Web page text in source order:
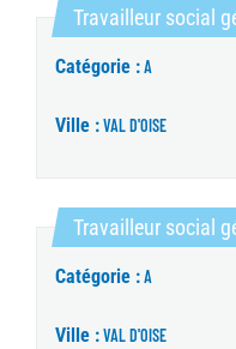
Travailleur social
Catégorie :A
Ville :VAL D'OISE
Travailleur social
Catégorie :A
Ville :VAL D'OISE